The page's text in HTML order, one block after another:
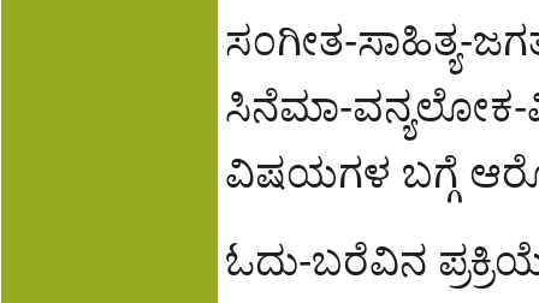
ಸ೦ಗೀತ-ಸಾಹಿತ್ಯ-
ಸಿನೆಮಾ-ವನ್ಯಲೋಕ-
ವಿಷಯಗಳ ಬಗ್ಗೆ
ಓದು-ಬರೆವಿನ